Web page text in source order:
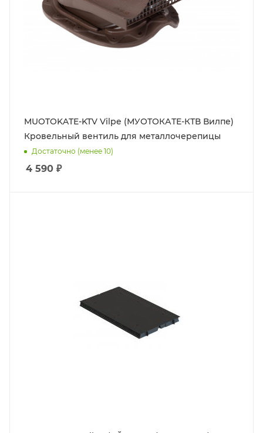
MUOTOKATE-KTV Vilpe (МУОТОКАТЕ-КТВ Вилпе)
Кровельный вентиль для металлочерепицы
Достаточно (менее 10)
4 590 ₽